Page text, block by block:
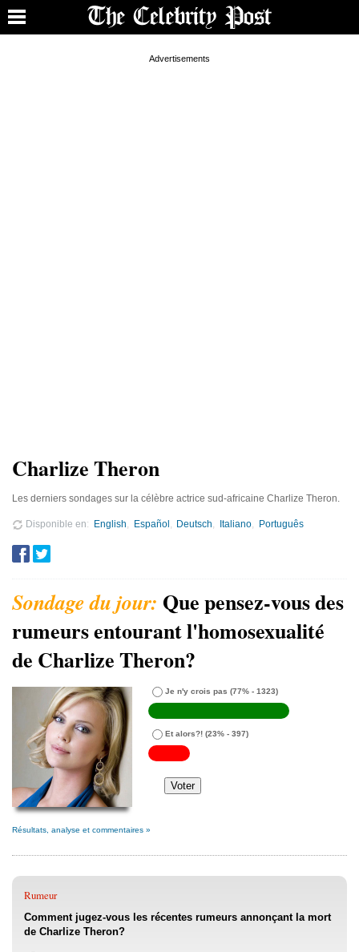
Charlize Theron
Les derniers sondages sur la célèbre actrice sud-africaine Charlize Theron.
Disponible en English Español Deutsch Italiano Português
Que pensez-vous des
rumeurs entourant l'homosexualité
de Charlize Theron?
Je n'y crois pas (77% - 1323)
Et alors?! (23% - 397)
Résultats, analyse et commentaires »
Rumeur
Comment jugez-vous les récentes rumeurs annonçant la mort
de Charlize Theron?